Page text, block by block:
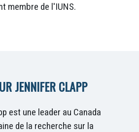
membre de l'IUNS.
JENNIFER CLAPP
est une leader au Canada
de la recherche sur la